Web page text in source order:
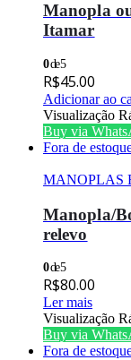
Manopla
Itamar
0de 5
R$45.00
Adicionar ao
Visualização
Buy via
Fora de
MANOPLAS
Manopla/
relevo
0de 5
R$80.00
Ler mais
Visualização
Buy via
Fora de